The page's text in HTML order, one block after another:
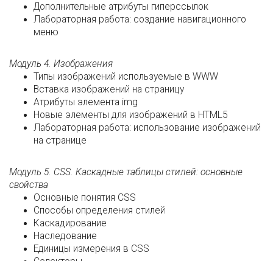
Дополнительные атрибуты гиперссылок
Лабораторная работа: создание навигационного
меню
Модуль 4. Изображения
Типы изображений используемые в WWW
Вставка изображений на страницу
Атрибуты элемента img
Новые элементы для изображений в HTML5
Лабораторная работа: использование изображений
на странице
Модуль 5. CSS. Каскадные таблицы стилей: основные
свойства
Основные понятия CSS
Способы определения стилей
Каскадирование
Наследование
Единицы измерения в CSS